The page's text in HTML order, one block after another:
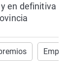
en definitiva